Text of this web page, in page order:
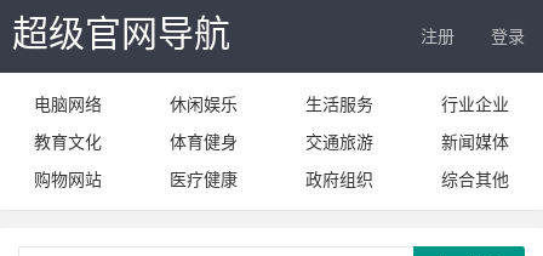
超级官网导航 注册 登录
电脑网络 休闲娱乐 生活服务
行业企业
教育文化
体育健身 交通旅游
新闻媒体
购物网站
医疗健康 政府组织 综合其他